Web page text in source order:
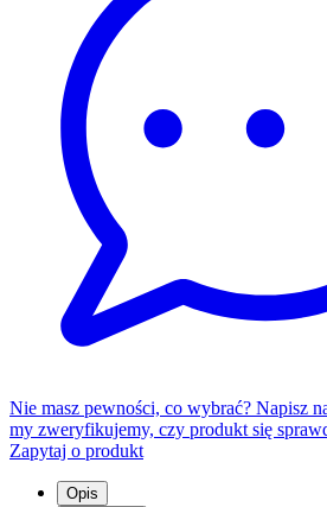
Nie masz pewności, co wybrać? Napisz
my zweryfikujemy, czy produkt się
Zapytaj o produkt
Opis